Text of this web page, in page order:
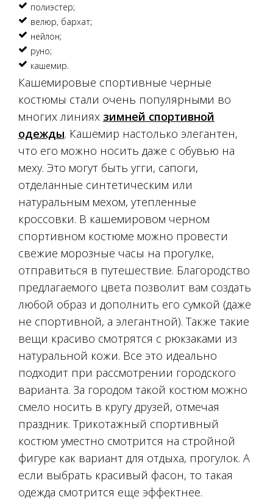
полиэстер;
велюр, бархат;
нейлон;
руно;
кашемир.
Кашемировые спортивные черные
костюмы стали очень популярными во
многих линиях зимней спортивной
одежды. Кашемир настолько элегантен,
что его можно носить даже с обувью на
меху. Это могут быть угги, сапоги,
отделанные синтетическим или
натуральным мехом, утепленные
кроссовки. В кашемировом черном
спортивном костюме можно провести
свежие морозные часы на прогулке,
отправиться в путешествие. Благородство
предлагаемого цвета позволит вам создать
любой образ и дополнить его сумкой (даже
не спортивной, а элегантной). Также такие
вещи красиво смотрятся с рюкзаками из
натуральной кожи. Все это идеально
подходит при рассмотрении городского
варианта. За городом такой костюм можно
смело носить в кругу друзей, отмечая
праздник. Трикотажный спортивный
костюм уместно смотрится на стройной
фигуре как вариант для отдыха, прогулок. А
если выбрать красивый фасон, то такая
одежда смотрится еще эффектнее.